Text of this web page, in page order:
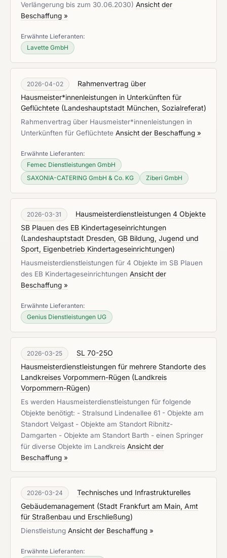
Verlängerung bis zum 30.06.2030) Ansicht der
Beschaffung »
Erwähnte Lieferanten:
Lavette GmbH
2026-04-02
Rahmenvertrag über
Hausmeister*innenleistungen in Unterkünften für
Geflüchtete (Landeshauptstadt München, Sozialreferat)
Rahmenvertrag über Hausmeister*innenleistungen in
Unterkünften für Geflüchtete Ansicht der Beschaffung »
Erwähnte Lieferanten:
Femec Dienstleistungen GmbH
SAXONIA-CATERING GmbH & Co. KG
Ziberi GmbH
2026-03-31
Hausmeisterdienstleistungen 4 Objekte
SB Plauen des EB Kindertageseinrichtungen
(Landeshauptstadt Dresden, GB Bildung, Jugend und
Sport, Eigenbetrieb Kindertageseinrichtungen)
Hausmeisterdienstleistungen für 4 Objekte im SB Plauen
des EB Kindertageseinrichtungen Ansicht der
Beschaffung »
Erwähnte Lieferanten:
Genius Dienstleistungen UG
2026-03-25
SL 70-25O
Hausmeisterdienstleistungen für mehrere Standorte des
Landkreises Vorpommern-Rügen (Landkreis
Vorpommern-Rügen)
Es werden Hausmeisterdienstleistungen für folgende
Objekte benötigt: - Stralsund Lindenallee 61 - Objekte am
Standort Velgast - Objekte am Standort Ribnitz-
Damgarten - Objekte am Standort Barth - einen Springer
für diverse Objekte im Landkreis Ansicht der
Beschaffung »
2026-03-24
Technisches und Infrastrukturelles
Gebäudemanagement (Stadt Frankfurt am Main, Amt
für Straßenbau und Erschließung)
Dienstleistung Ansicht der Beschaffung »
Erwähnte Lieferanten: